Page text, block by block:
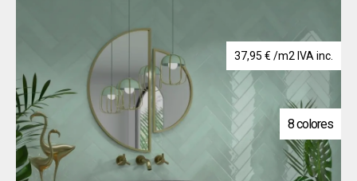
37,95 € /m2 IVA inc.
8 colores